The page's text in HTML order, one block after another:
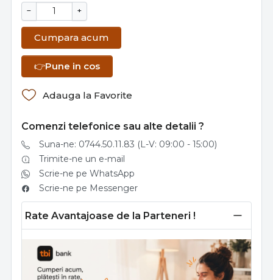
− +
Cumpara acum
👉Pune in cos
Adauga la Favorite
Comenzi telefonice sau alte detalii ?
Suna-ne: 0744.50.11.83 (L-V: 09:00 - 15:00)
Trimite-ne un e-mail
Scrie-ne pe WhatsApp
Scrie-ne pe Messenger
Rate Avantajoase de la Parteneri !